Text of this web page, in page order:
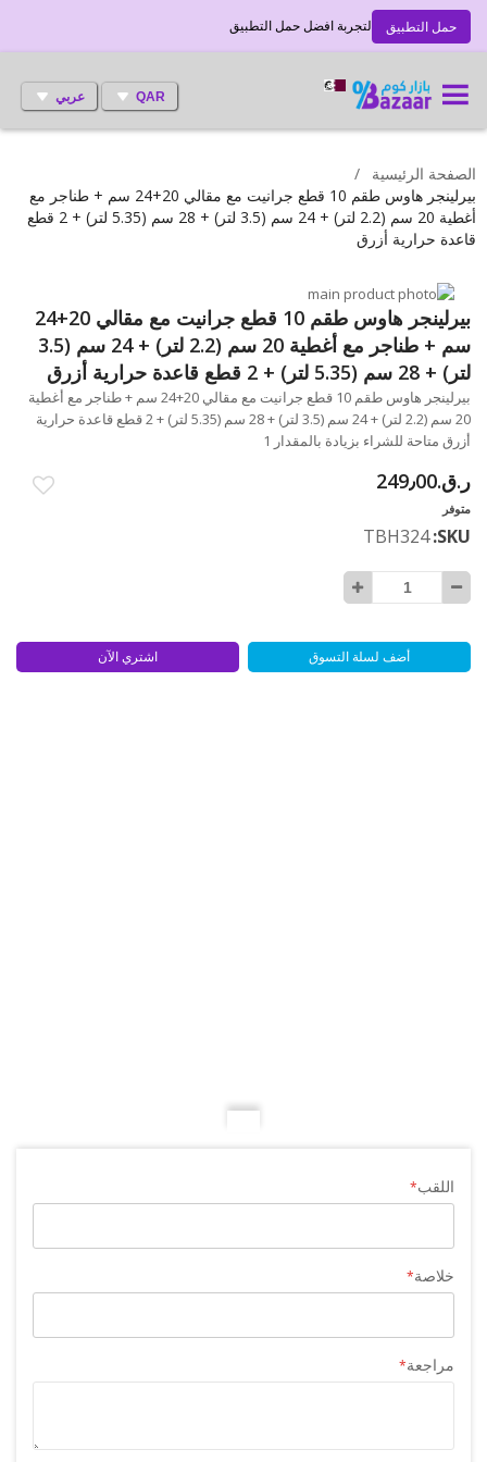
حمل التطبيق لتجربة افضل حمل التطبيق
QAR عربي
الصفحة الرئيسية
بيرلينجر هاوس طقم 10 قطع جرانيت مع مقالي 20+24 سم + طناجر مع
أغطية 20 سم (2.2 لتر) + 24 سم (3.5 لتر) + 28 سم (5.35 لتر) + 2 قطع
قاعدة حرارية أزرق
انتقل
إلى
النهاية
معرض
الصور
تخطي
إلى
بداية
معرض
الصور
بيرلينجر هاوس طقم 10 قطع جرانيت مع مقالي 20+24
سم + طناجر مع أغطية 20 سم (2.2 لتر) + 24 سم (3.5
لتر) + 28 سم (5.35 لتر) + 2 قطع قاعدة حرارية أزرق
بيرلينجر هاوس طقم 10 قطع جرانيت مع مقالي 20+24 سم + طناجر مع أغطية
20 سم (2.2 لتر) + 24 سم (3.5 لتر) + 28 سم (5.35 لتر) + 2 قطع قاعدة حرارية
أزرق متاحة للشراء بزيادة بالمقدار 1
ر.ق.‏249٫00
متوفر
SKU
TBH324
أضف لسلة التسوق اشتري الآن
اللقب
خلاصة
مراجعة